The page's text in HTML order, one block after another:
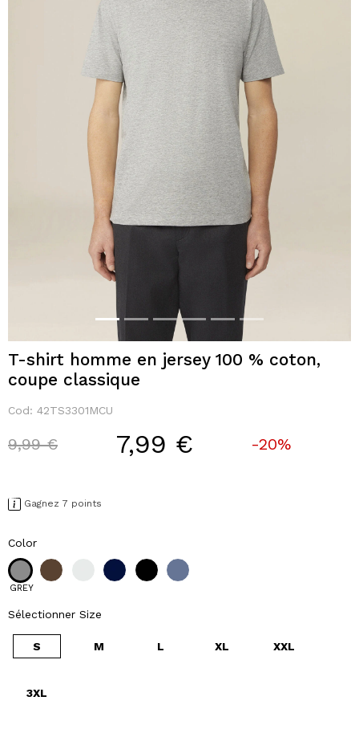
T-shirt homme en jersey 100 % coton,
coupe classique
Cod: 42TS3301MCU
Price reduced from
9,99 €to 7,99 € -20%
Gagnez 7 points
Color
GREY
Sélectionner Size
S M L XL XXL
3XL